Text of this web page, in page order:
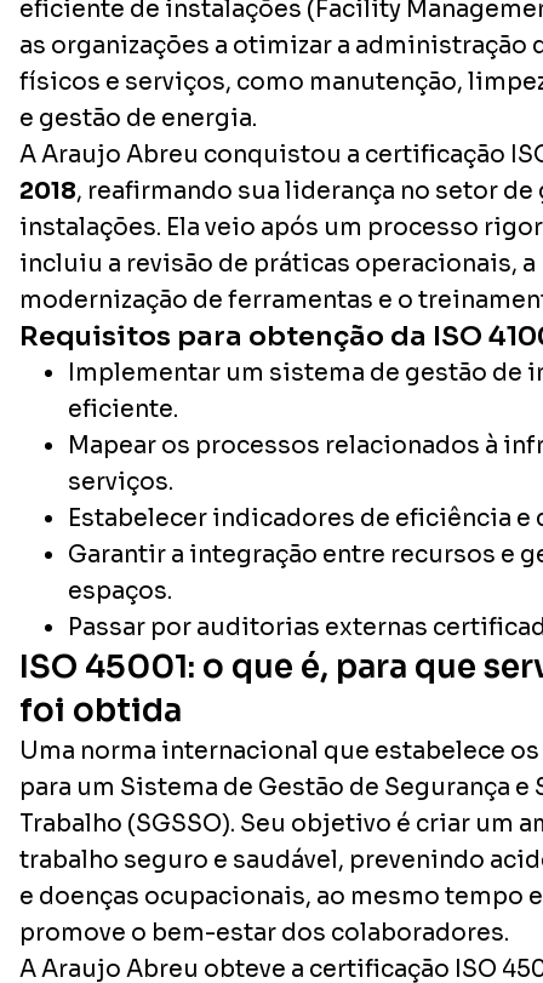
eficiente de instalações (Facility
as organizações a otimizar a administração
físicos e serviços, como manutenção,
e gestão de energia.
A Araujo Abreu conquistou a certificação
2018, reafirmando sua liderança no setor de
instalações. Ela veio após um processo
incluiu a revisão de práticas operacionais, a
modernização de ferramentas e o
Requisitos para obtenção da ISO
Implementar um sistema de gestão de
eficiente.
Mapear os processos relacionados à
serviços.
Estabelecer indicadores de eficiência e
Garantir a integração entre recursos e
espaços.
Passar por auditorias externas
ISO 45001: o que é, para que
foi obtida
Uma norma internacional que estabelece
para um Sistema de Gestão de Segurança e
Trabalho (SGSSO). Seu objetivo é criar um
trabalho seguro e saudável, prevenindo
e doenças ocupacionais, ao mesmo tempo
promove o bem-estar dos colaboradores.
A Araujo Abreu obteve a certificação ISO